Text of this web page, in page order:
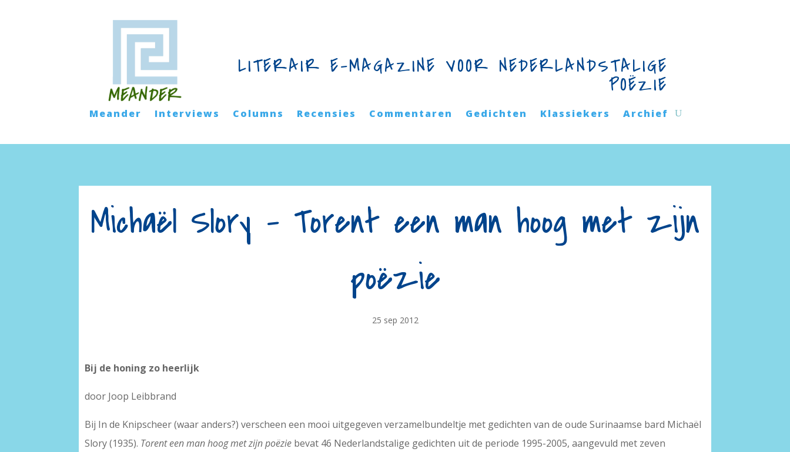
LITERAIR E-MAGAZINE VOOR NEDERLANDSTALIGE
POËZIE
Meander Interviews Columns Recensies Commentaren Gedichten Klassiekers Archief
Michaël Slory – Torent een man hoog met zijn
poëzie
25 sep 2012
Bij de honing zo heerlijk
door Joop Leibbrand
Bij In de Knipscheer (waar anders?) verscheen een mooi uitgegeven verzamelbundeltje met gedichten van de oude Surinaamse bard Michaël
Slory (1935). Torent een man hoog met zijn poëzie bevat 46 Nederlandstalige gedichten uit de periode 1995-2005, aangevuld met zeven